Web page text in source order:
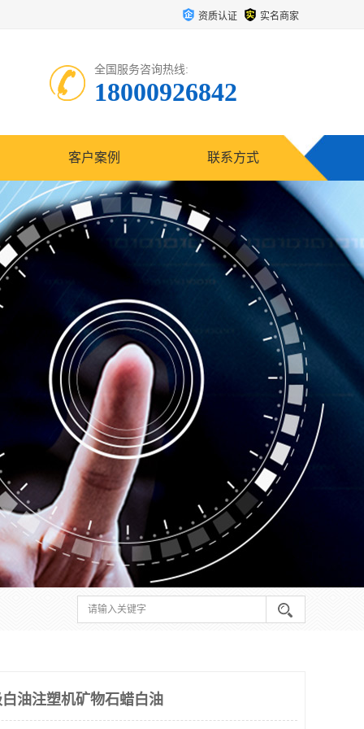
资质认证 实名商家
全国服务咨询热线:
18000926842
客户案例 联系方式
油注塑机矿物石蜡白油